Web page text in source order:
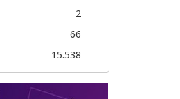
2
66
15.538